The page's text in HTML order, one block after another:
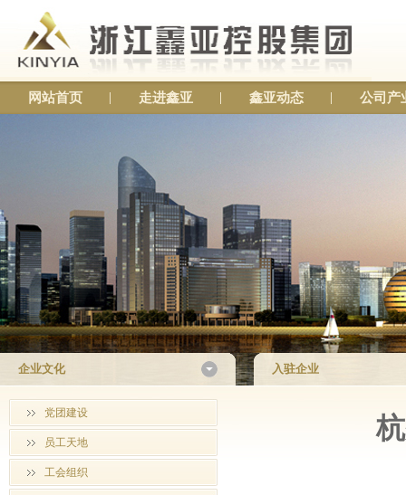
网站首页 走进鑫亚 鑫亚动态 公司产
入驻企业
企业文化
党团建设
员工天地
工会组织